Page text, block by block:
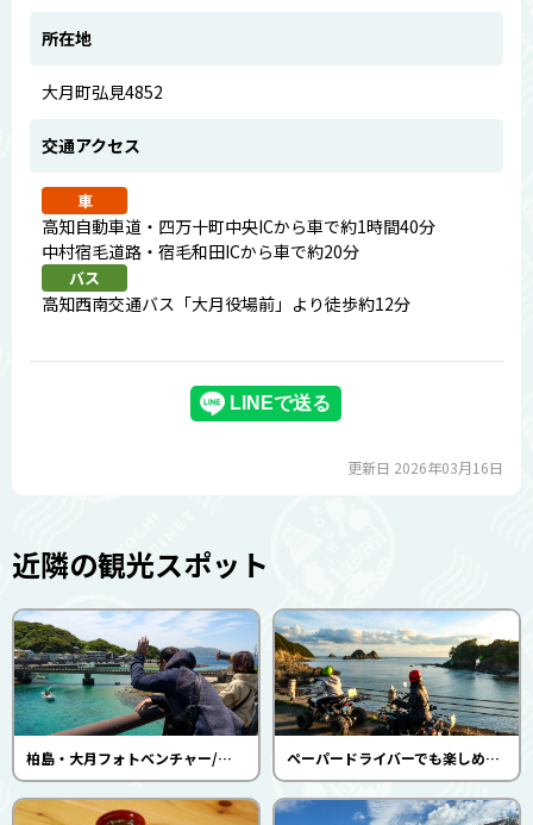
所在地
大月町弘見4852
交通アクセス
車
高知自動車道・四万十町中央ICから車で約1時間40分
中村宿毛道路・宿毛和田ICから車で約20分
バス
高知西南交通バス「大月役場前」より徒歩約12分
更新日 2026年03月16日
近隣の観光スポット
柏島・大月フォトベンチャー/夜ベンチャー（ラグーンレーシング） ペーパードライバーでも楽しめる！4輪バギー絶景楽園ツアー(ラグーンレーシング)